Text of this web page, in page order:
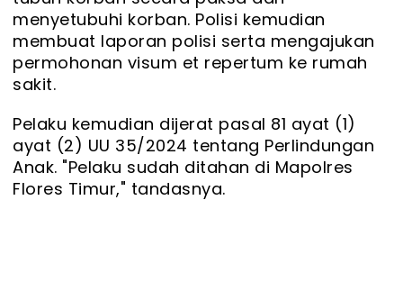
menyetubuhi korban. Polisi kemudian
membuat laporan polisi serta mengajukan
permohonan visum et repertum ke rumah
sakit.
Pelaku kemudian dijerat pasal 81 ayat (1)
ayat (2) UU 35/2024 tentang Perlindungan
Anak. "Pelaku sudah ditahan di Mapolres
Flores Timur," tandasnya.